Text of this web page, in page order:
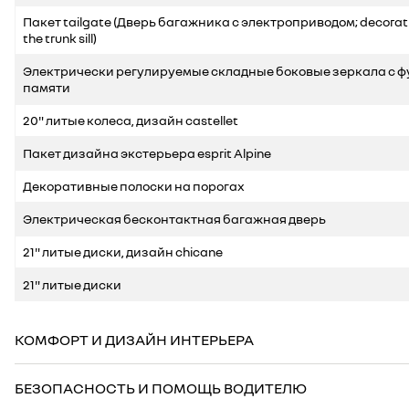
Пакет tailgate (Дверь багажника с электроприводом;
the trunk sill)
Электрически регулируемые складные боковые зеркала с
памяти
20" литые колеса, дизайн castellet
Пакет дизайна экстерьера esprit Alpine
Декоративные полоски на порогах
Электрическая бесконтактная багажная дверь
21" литые диски, дизайн chicane
21" литые диски
КОМФОРТ И ДИЗАЙН ИНТЕРЬЕРА
БЕЗОПАСНОСТЬ И ПОМОЩЬ ВОДИТЕЛЮ